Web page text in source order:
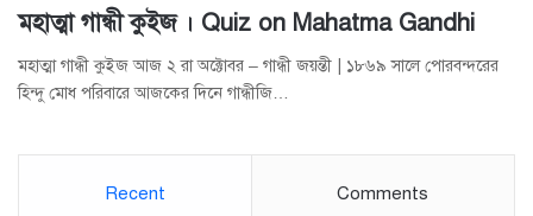
মহাত্মা গান্ধী কুইজ । Quiz on Mahatma Gandhi
মহাত্মা গান্ধী কুইজ আজ ২ রা অক্টোবর – গান্ধী জয়ন্তী | ১৮৬৯ সালে পোরবন্দরের
হিন্দু মোধ পরিবারে আজকের দিনে গান্ধীজি…
Recent Comments